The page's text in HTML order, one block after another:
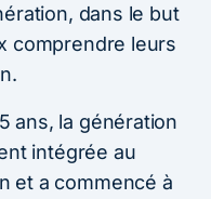
dans le but
comprendre leurs
ans, la génération
intégrée au
et a commencé à